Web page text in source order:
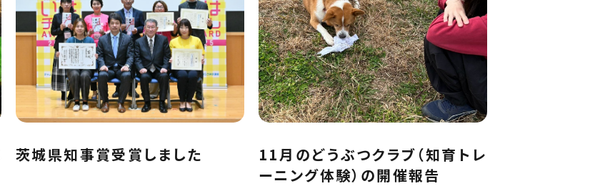
茨城県知事賞受賞しました
11月のどうぶつクラブ（知育トレ
ーニング体験）の開催報告